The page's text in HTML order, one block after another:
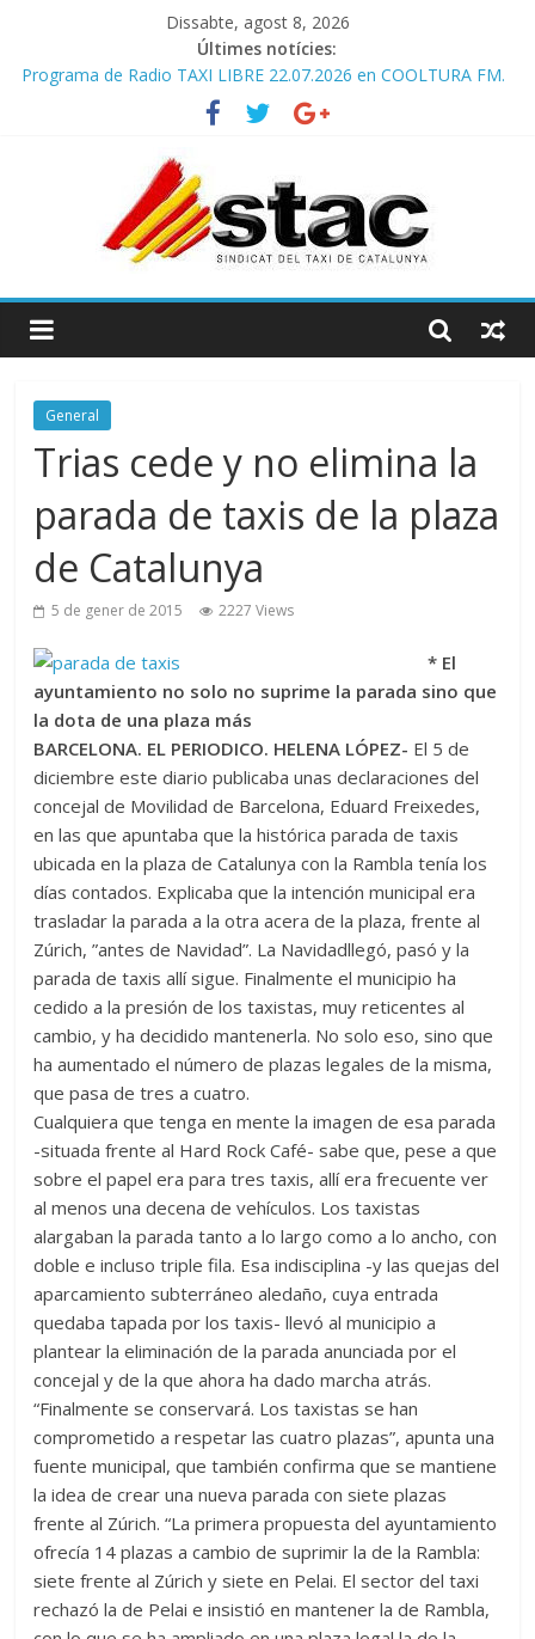
Dissabte, agost 8, 2026
Últimes notícies:
Programa de Radio TAXI LIBRE 22.07.2026 en COOLTURA FM.
COMUNICADO CONJUNTO STAC – ATC
Comunicado STAC/ ATC de la reunión con los Mossos d
‘Esquadra del aeropuerto de Barcelona.
Programa de Radio TAXI LIBRE 29.07.2026 en COOLTURA FM.
Edición 386
STAC/ATC SOLICITAN TAULA TÈCNICA PARA MEJORAR LA
General
Trias cede y no elimina la
parada de taxis de la plaza
de Catalunya
5 de gener de 2015 2227 Views
* El
ayuntamiento no solo no suprime la parada sino que
la dota de una plaza más
BARCELONA. EL PERIODICO. HELENA LÓPEZ- El 5 de
diciembre este diario publicaba unas declaraciones del
concejal de Movilidad de Barcelona, Eduard Freixedes,
en las que apuntaba que la histórica parada de taxis
ubicada en la plaza de Catalunya con la Rambla tenía los
días contados. Explicaba que la intención municipal era
trasladar la parada a la otra acera de la plaza, frente al
Zúrich, ”antes de Navidad”. La Navidadllegó, pasó y la
parada de taxis allí sigue. Finalmente el municipio ha
cedido a la presión de los taxistas, muy reticentes al
cambio, y ha decidido mantenerla. No solo eso, sino que
ha aumentado el número de plazas legales de la misma,
que pasa de tres a cuatro.
Cualquiera que tenga en mente la imagen de esa parada
-situada frente al Hard Rock Café- sabe que, pese a que
sobre el papel era para tres taxis, allí era frecuente ver
al menos una decena de vehículos. Los taxistas
alargaban la parada tanto a lo largo como a lo ancho, con
doble e incluso triple fila. Esa indisciplina -y las quejas del
aparcamiento subterráneo aledaño, cuya entrada
quedaba tapada por los taxis- llevó al municipio a
plantear la eliminación de la parada anunciada por el
concejal y de la que ahora ha dado marcha atrás.
“Finalmente se conservará. Los taxistas se han
comprometido a respetar las cuatro plazas”, apunta una
fuente municipal, que también confirma que se mantiene
la idea de crear una nueva parada con siete plazas
frente al Zúrich. “La primera propuesta del ayuntamiento
ofrecía 14 plazas a cambio de suprimir la de la Rambla:
siete frente al Zúrich y siete en Pelai. El sector del taxi
rechazó la de Pelai e insistió en mantener la de Rambla,